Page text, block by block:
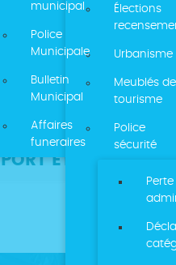
municipal
Police
Municipale
Bulletin
Municipal
Affaires
funeraires
Élections
Urbanisme
Meublés de
tourisme
Police
sécurité
PRIMAIRES DE LA
ET GARDERIE